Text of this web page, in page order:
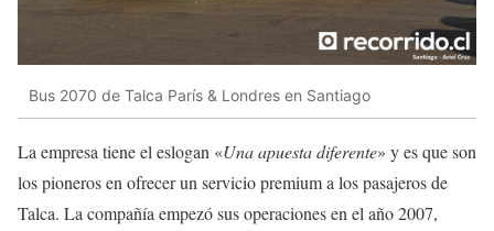
Bus 2070 de Talca París & Londres en Santiago
La empresa tiene el eslogan «Una apuesta diferente» y es que son
los pioneros en ofrecer un servicio premium a los pasajeros de
Talca. La compañía empezó sus operaciones en el año 2007,